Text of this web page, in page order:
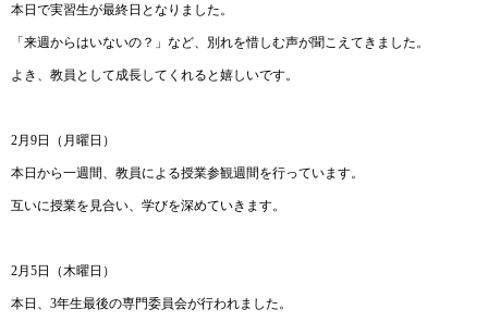
本日で実習生が最終日となりました。
「来週からはいないの？」など、別れを惜しむ声が聞こえてきました。
よき、教員として成長してくれると嬉しいです。
2月9日（月曜日）
本日から一週間、教員による授業参観週間を行っています。
互いに授業を見合い、学びを深めていきます。
2月5日（木曜日）
本日、3年生最後の専門委員会が行われました。